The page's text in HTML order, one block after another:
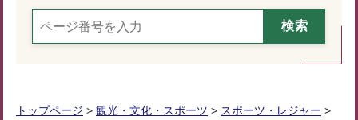
トップページ > 観光・文化・スポーツ > スポーツ・レジャー >